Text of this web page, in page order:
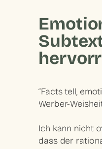
“Facts tell,
Werber-
Ich kann nicht
dass der